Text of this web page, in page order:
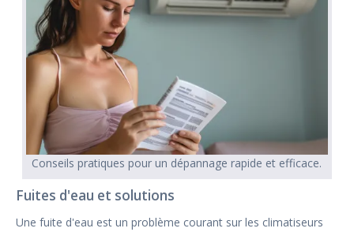
Conseils pratiques pour un dépannage rapide et efficace.
Fuites d'eau et solutions
Une fuite d'eau est un problème courant sur les climatiseurs